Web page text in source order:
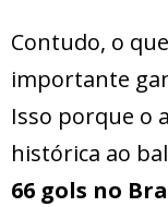
Contudo, o
importante
Isso porque o
histórica ao
66 gols no